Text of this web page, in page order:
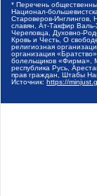
* Перечень
Национал-
Староверов-
славян, Ат-Такфир
Череповца, Духовно-
Кровь и Честь, О
религиозная
организация
болельщиков «Фирма»,
республика Русь,
прав граждан, Штабы
Источник: https://